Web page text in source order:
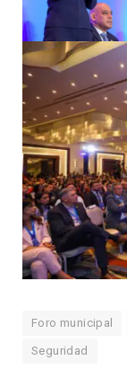
Foro municipal
Seguridad